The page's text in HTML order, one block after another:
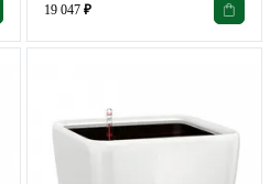
19 047 ₽